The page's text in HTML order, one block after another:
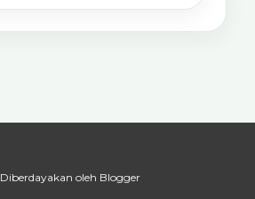
Diberdayakan oleh Blogger